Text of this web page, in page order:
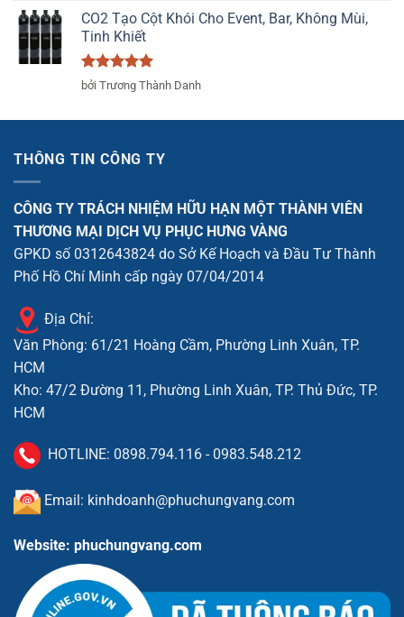
sao
CO2 Tạo Cột Khói Cho Event, Bar, Không Mùi,
Tinh Khiết
Được xếp
5
bởi Trương Thành Danh
THÔNG TIN CÔNG TY
CÔNG TY TRÁCH NHIỆM HỮU HẠN MỘT THÀNH VIÊN
THƯƠNG MẠI DỊCH VỤ PHỤC HƯNG VÀNG
GPKD số 0312643824 do Sở Kế Hoạch và Đầu Tư Thành
Phố Hồ Chí Minh cấp ngày 07/04/2014
Địa Chỉ:
Văn Phòng: 61/21 Hoàng Cầm, Phường Linh Xuân, TP.
HCM
Kho: 47/2 Đường 11, Phường Linh Xuân, TP. Thủ Đức, TP.
HCM
HOTLINE: 0898.794.116 - 0983.548.212
Email: kinhdoanh@phuchungvang.com
Website: phuchungvang.com